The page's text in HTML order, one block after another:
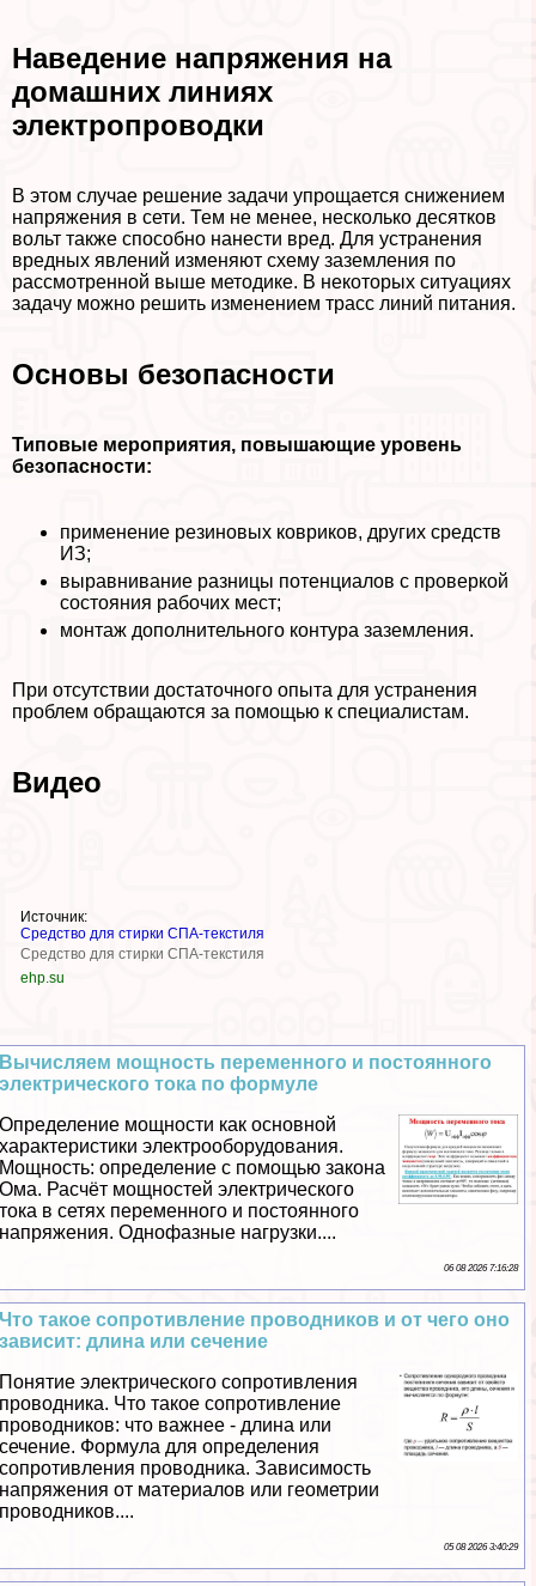
Источник:
Средство для стирки СПА-текстиля
Средство для стирки СПА-текстиля
ehp.su
Наведение напряжения на
домашних линиях
электропроводки
В этом случае решение задачи упрощается снижением
напряжения в сети. Тем не менее, несколько десятков
вольт также способно нанести вред. Для устранения
вредных явлений изменяют схему заземления по
рассмотренной выше методике. В некоторых ситуациях
задачу можно решить изменением трасс линий питания.
Основы безопасности
Типовые мероприятия, повышающие уровень
безопасности:
применение резиновых ковриков, других средств
ИЗ;
выравнивание разницы потенциалов с проверкой
состояния рабочих мест;
монтаж дополнительного контура заземления.
При отсутствии достаточного опыта для устранения
проблем обращаются за помощью к специалистам.
Видео
Вычисляем мощность переменного и постоянного
электрического тока по формуле
Определение мощности как основной
хаpaктеристики электрооборудования.
Мощность: определение с помощью закона
Ома. Расчёт мощностей электрического
тока в сетях переменного и постоянного
напряжения. Однофазные нагрузки....
06 08 2026 7:16:28
Что такое сопротивление проводников и от чего оно
зависит: длина или сечение
Понятие электрического сопротивления
проводника. Что такое сопротивление
проводников: что важнее - длина или
сечение. Формула для определения
сопротивления проводника. Зависимость
напряжения от материалов или геометрии
проводников....
05 08 2026 3:40:29